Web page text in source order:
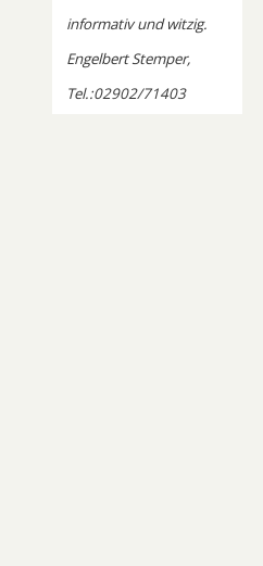
informativ und witzig.
Engelbert Stemper,
Tel.:02902/71403